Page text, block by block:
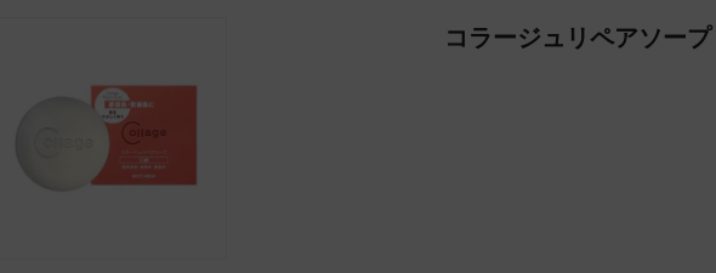
コラージュリペアソープ